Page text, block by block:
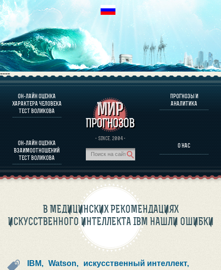
----
ОН-ЛАЙН ОЦЕНКА
ХАРАКТЕРА ЧЕЛОВЕКА
ТЕСТ ВОЛИКОВА
ОН-ЛАЙН ОЦЕНКА
ВЗАИМООТНОШЕНИЙ
ТЕСТ ВОЛИКОВА
· SINCE. 2004 ·
ПРОГНОЗЫ И
АНАЛИТИКА
О НАС
О ПРОГРАММЕ
ОЦЕНКА ХАРАКТЕРA ЧЕЛОВЕКА
ОЦЕНКА ХАРАКТЕРА ВЫДАЮЩИХСЯ ЛИЧНОСТЕЙ
О ПРОГРАММЕ
ПРОГНОЗЫ И АНАЛИТИКА
В МЕДИЦИНСКИХ РЕКОМЕНДАЦИЯХ
ИСКУССТВЕННОГО ИНТЕЛЛЕКТА IBM НАШЛИ ОШИБКИ
IBM, Watson, искусственный интеллект,